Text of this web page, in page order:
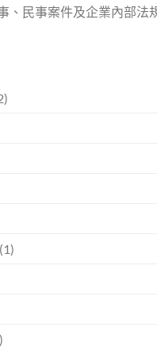
、民事案件及企業內部法
(1)